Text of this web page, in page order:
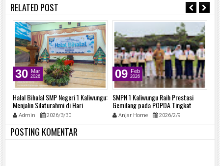
RELATED POST
30 Mar
2026
Halal Bihalal SMP Negeri 1 Kaliwungu:
Menjalin Silaturahmi di Hari
Kemenangan
Admin 2026/3/30
09 Feb
2026
SMPN 1 Kaliwungu Raih Prestasi
Gemilang pada POPDA Tingkat
Kabupaten Semarang 2026
Anjar Home 2026/2/9
POSTING KOMENTAR